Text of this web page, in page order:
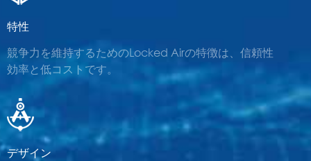
特性
競争力を維持するためのLocked Airの特徴は、信頼性
効率と低コストです。
デザイン